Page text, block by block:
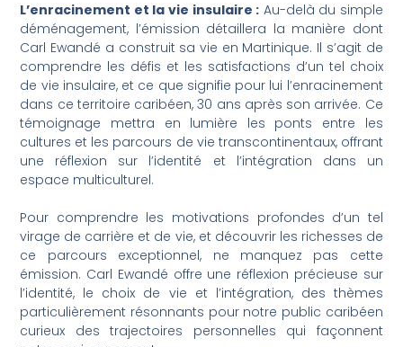
L’enracinement et la vie insulaire : Au-delà du simple
déménagement, l’émission détaillera la manière dont
Carl Ewandé a construit sa vie en Martinique. Il s’agit de
comprendre les défis et les satisfactions d’un tel choix
de vie insulaire, et ce que signifie pour lui l’enracinement
dans ce territoire caribéen, 30 ans après son arrivée. Ce
témoignage mettra en lumière les ponts entre les
cultures et les parcours de vie transcontinentaux, offrant
une réflexion sur l’identité et l’intégration dans un
espace multiculturel.
Pour comprendre les motivations profondes d’un tel
virage de carrière et de vie, et découvrir les richesses de
ce parcours exceptionnel, ne manquez pas cette
émission. Carl Ewandé offre une réflexion précieuse sur
l’identité, le choix de vie et l’intégration, des thèmes
particulièrement résonnants pour notre public caribéen
curieux des trajectoires personnelles qui façonnent